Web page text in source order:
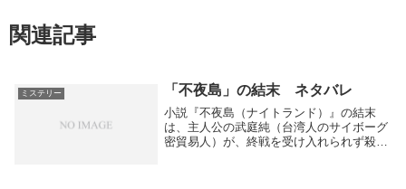
関連記事
ミステリー 「不夜島」の結末 ネタバレ
小説『不夜島（ナイトランド）』の結末
は、主人公の武庭純（台湾人のサイボーグ
密貿易人）が、終戦を受け入れられず殺人